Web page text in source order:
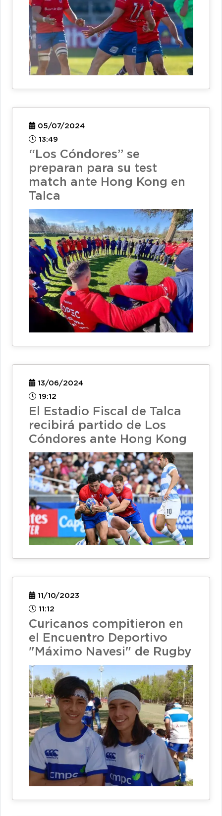
05/07/2024
13:49
“Los Cóndores” se
preparan para su test
match ante Hong Kong en
Talca
13/06/2024
19:12
El Estadio Fiscal de Talca
recibirá partido de Los
Cóndores ante Hong Kong
11/10/2023
11:12
Curicanos compitieron en
el Encuentro Deportivo
"Máximo Navesi" de Rugby